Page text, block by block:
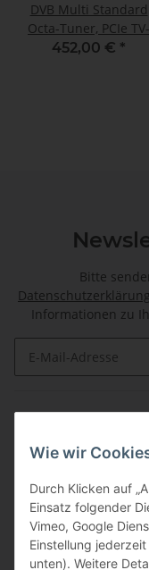
DVB Multi Standard
Octa-Tuner, PCIe TV-
Karte, TBS-6508
452,00 € *
Bitte
Datenschutzerklärung
Informationen zu
Zahlungsarten
Wie wir
Durch Klicken auf
Einsatz folgender
Vimeo, Google
Einstellung
unten). Weitere